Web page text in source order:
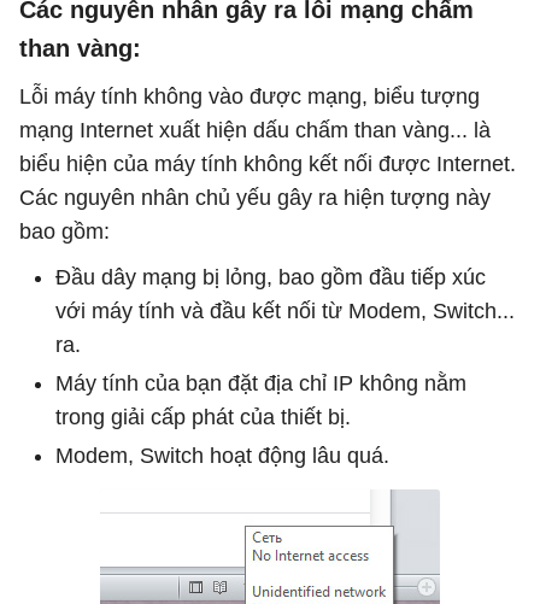
Các nguyên nhân gây ra lỗi mạng chấm
than vàng:
Lỗi máy tính không vào được mạng, biểu tượng
mạng Internet xuất hiện dấu chấm than vàng... là
biểu hiện của máy tính không kết nối được Internet.
Các nguyên nhân chủ yếu gây ra hiện tượng này
bao gồm:
Đầu dây mạng bị lỏng, bao gồm đầu tiếp xúc
với máy tính và đầu kết nối từ Modem, Switch...
ra.
Máy tính của bạn đặt địa chỉ IP không nằm
trong giải cấp phát của thiết bị.
Modem, Switch hoạt động lâu quá.